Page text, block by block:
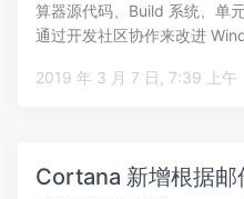
算器源代码、Build 系统、单
通过开发社区协作来改进
2019 年 3 月 7 日, 7:39 上午
Cortana 新增根据邮